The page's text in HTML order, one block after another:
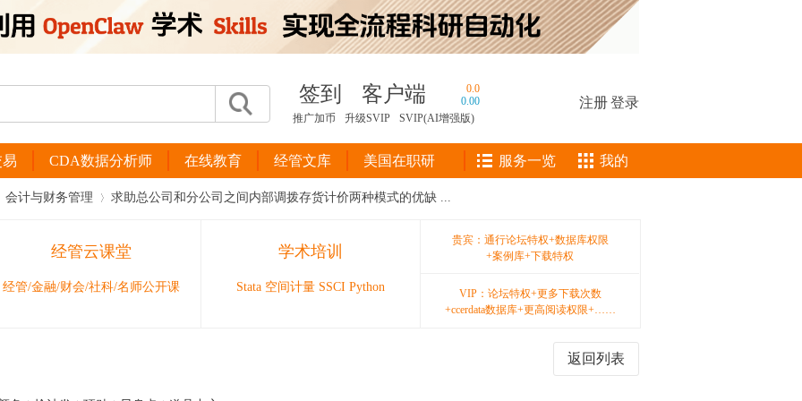
签到 客户端
0.0
0.00
推广加币
升级SVIP SVIP(AI增强版)
注册登录
CDA数据分析师 在线教育 经管文库 美国在职研 服务一览 我的
会计与财务管理 求助总公司和分公司之间内部调拨存货计价两种模式的优缺 ...
经管云课堂
经管/金融/财会/社科/名师公开课
学术培训
Stata 空间计量 SSCI Python
贵宾：通行论坛特权+数据库权限
+案例库+下载特权
VIP：论坛特权+更多下载次数
+ccerdata数据库+更高阅读权限+……
返回列表